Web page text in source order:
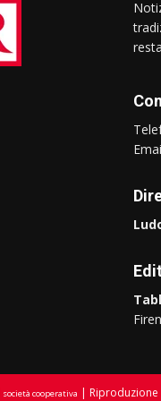
società cooperativa |